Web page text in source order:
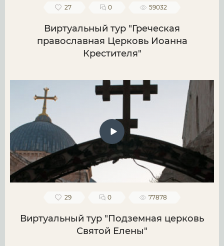
27 0 59032
Виртуальный тур "Греческая
православная Церковь Иоанна
Крестителя"
29 0 77878
Виртуальный тур "Подземная церковь
Святой Елены"